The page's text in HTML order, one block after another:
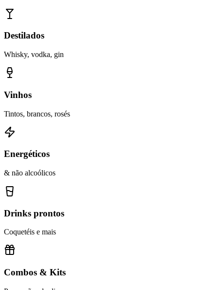
Destilados
Whisky, vodka, gin
Vinhos
Tintos, brancos, rosés
Energéticos
& não alcoólicos
Drinks prontos
Coquetéis e mais
Combos & Kits